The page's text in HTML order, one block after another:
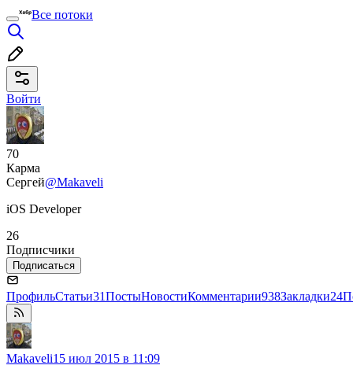
Все потоки
Войти
70
Карма
Сергей@Makaveli
iOS Developer
26
Подписчики
Подписаться
ПрофильСтатьи31ПостыНовостиКомментарии938Закладки24
Makaveli15 июл 2015 в 11:09